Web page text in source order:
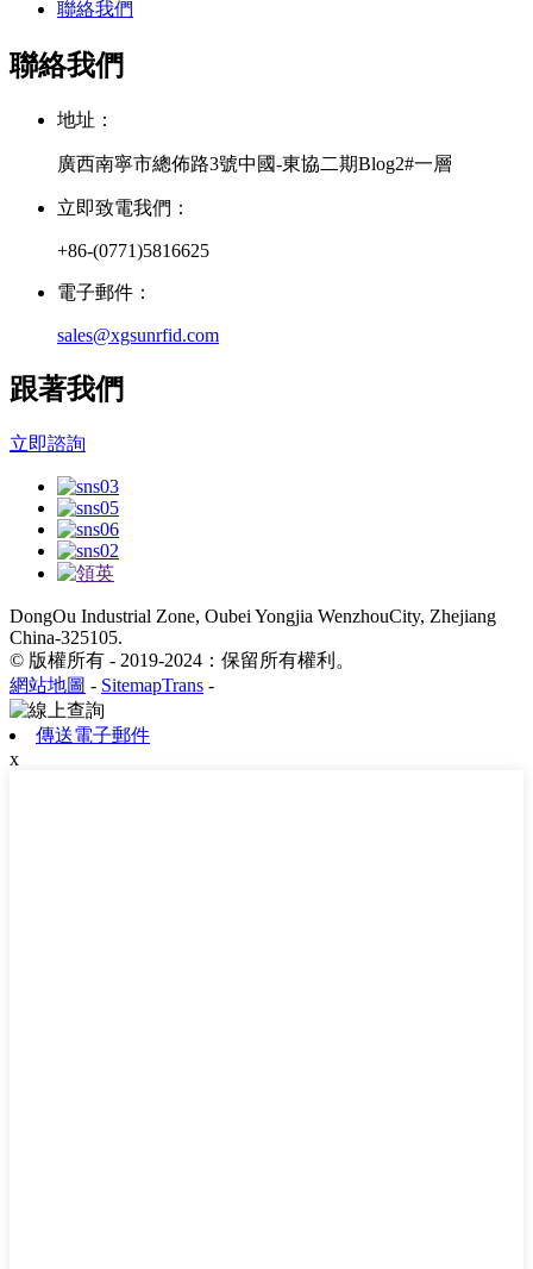
聯絡我們
聯絡我們
地址：
廣西南寧市總佈路3號中國-東協二期Blog2#一層
立即致電我們：
+86-(0771)5816625
電子郵件：
sales@xgsunrfid.com
跟著我們
立即諮詢
DongOu Industrial Zone, Oubei Yongjia WenzhouCity, Zhejiang
China-325105.
© 版權所有 - 2019-2024：保留所有權利。
網站地圖 - SitemapTrans -
傳送電子郵件
x